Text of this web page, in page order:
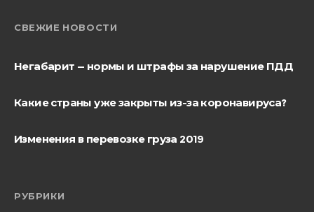
СВЕЖИЕ НОВОСТИ
Негабарит — нормы и штрафы за нарушение ПДД
Какие страны уже закрыты из-за коронавируса?
Изменения в перевозке груза 2019
РУБРИКИ